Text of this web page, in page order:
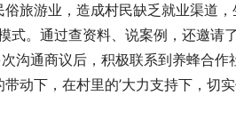
旅游业，造成村民缺乏就业渠道
式。通过查资料、说案例，还邀
沟通商议后，积极联系到养蜂合
动下，在村里的’大力支持下，切实